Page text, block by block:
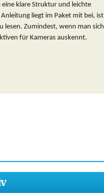
eine klare Struktur und leichte
Anleitung liegt im Paket mit bei, ist
lesen. Zumindest, wenn man sich
für Kameras auskennt.